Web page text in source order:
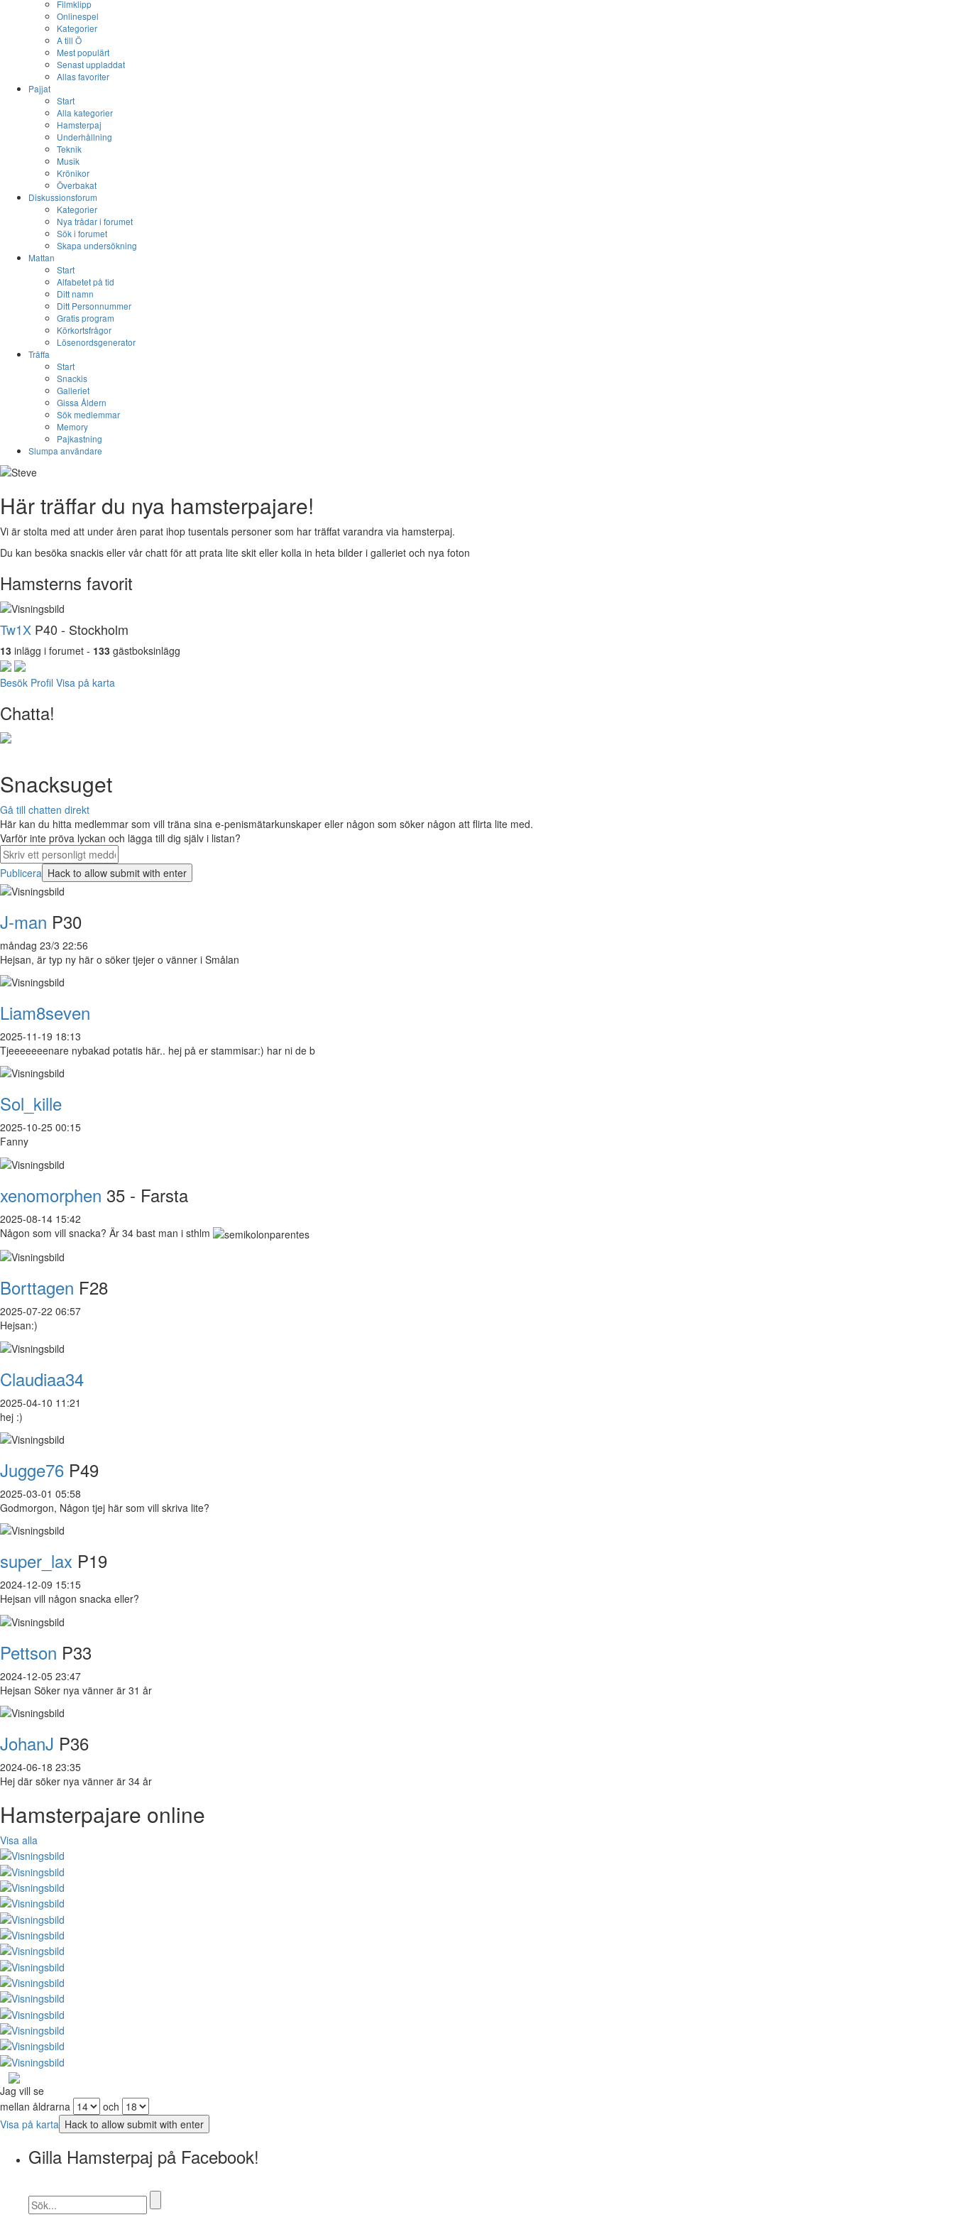
Filmklipp
Onlinespel
Kategorier
A till Ö
Mest populärt
Senast uppladdat
Allas favoriter
Pajjat
Start
Alla kategorier
Hamsterpaj
Underhållning
Teknik
Musik
Krönikor
Överbakat
Diskussionsforum
Kategorier
Nya trådar i forumet
Sök i forumet
Skapa undersökning
Mattan
Start
Alfabetet på tid
Ditt namn
Ditt Personnummer
Gratis program
Körkortsfrågor
Lösenordsgenerator
Träffa
Start
Snackis
Galleriet
Gissa Åldern
Sök medlemmar
Memory
Pajkastning
Slumpa användare
Här träffar du nya hamsterpajare!
Vi är stolta med att under åren parat ihop tusentals personer som har träffat varandra via hamsterpaj.
Du kan besöka snackis eller vår chatt för att prata lite skit eller kolla in heta bilder i galleriet och nya foton
Hamsterns favorit
Tw1X P40 - Stockholm
13 inlägg i forumet - 133 gästboksinlägg
Besök Profil Visa på karta
Chatta!
Snacksuget
Gå till chatten direkt
Här kan du hitta medlemmar som vill träna sina e-penismätarkunskaper eller någon som söker någon att flirta lite med.
Varför inte pröva lyckan och lägga till dig själv i listan?
Publicera
J-man P30
måndag 23/3 22:56
Hejsan, är typ ny här o söker tjejer o vänner i Smålan
Liam8seven
2025-11-19 18:13
Tjeeeeeeenare nybakad potatis här.. hej på er stammisar:) har ni de b
Sol_kille
2025-10-25 00:15
Fanny
xenomorphen 35 - Farsta
2025-08-14 15:42
Någon som vill snacka? Är 34 bast man i sthlm
Borttagen F28
2025-07-22 06:57
Hejsan:)
Claudiaa34
2025-04-10 11:21
hej :)
Jugge76 P49
2025-03-01 05:58
Godmorgon, Någon tjej här som vill skriva lite?
super_lax P19
2024-12-09 15:15
Hejsan vill någon snacka eller?
Pettson P33
2024-12-05 23:47
Hejsan Söker nya vänner är 31 år
JohanJ P36
2024-06-18 23:35
Hej där söker nya vänner är 34 år
Hamsterpajare online
Visa alla
Jag vill se
mellan åldrarna
och
Visa på karta
Gilla Hamsterpaj på Facebook!